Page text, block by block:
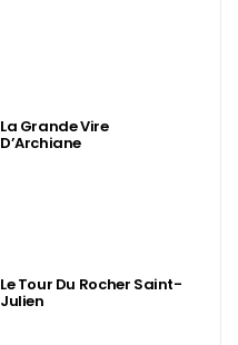
La Grande Vire
D’Archiane
Le Tour Du Rocher Saint-
Julien